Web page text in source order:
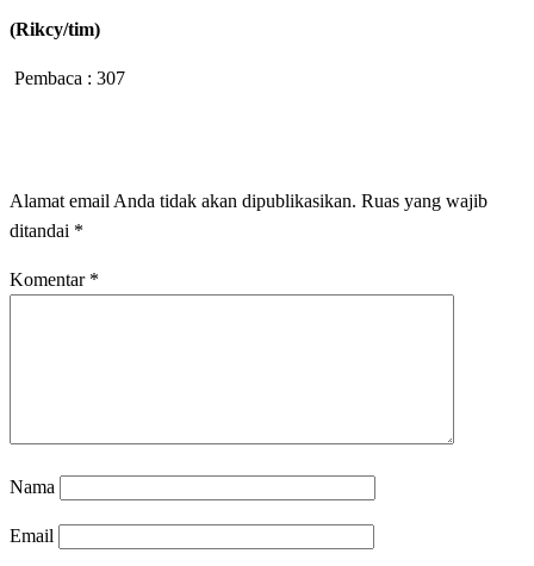
(Rikcy/tim)
Pembaca : 307
Alamat email Anda tidak akan dipublikasikan. Ruas yang wajib
ditandai *
Komentar *
Nama
Email